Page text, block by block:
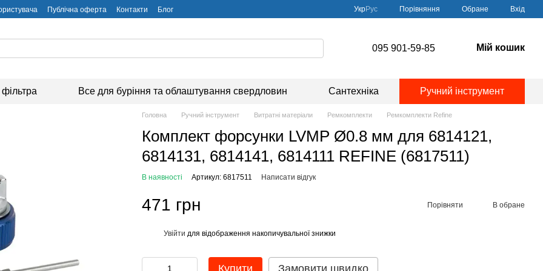
Публічна оферта Контакти Блог УкрРус Порівняння Обране Вхід
095 901-59-85 Мій кошик
Все для буріння та облаштування свердловин Сантехніка Ручний інструмент
Головна Ручний інструмент Витратні матеріали Ремкомплекти Ремкомплекти Refine
Комплект форсунки LVMP Ø0.8 мм для 6814121,
6814131, 6814141, 6814111 REFINE (6817511)
В наявності Артикул: 6817511 Написати відгук
471 грн Порівняти В обране
Увійти для відображення накопичувальної знижки
Купити Замовити швидко